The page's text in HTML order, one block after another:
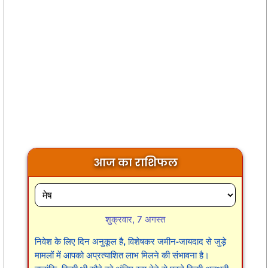
आज का राशिफल
शुक्रवार, 7 अगस्त
निवेश के लिए दिन अनुकूल है, विशेषकर जमीन-जायदाद से जुड़े
मामलों में आपको अप्रत्याशित लाभ मिलने की संभावना है।